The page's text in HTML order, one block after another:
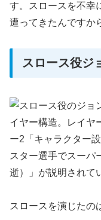
す。スロースを不幸
遭ってきたんですか
スロース役ジ
スロースを演じたの